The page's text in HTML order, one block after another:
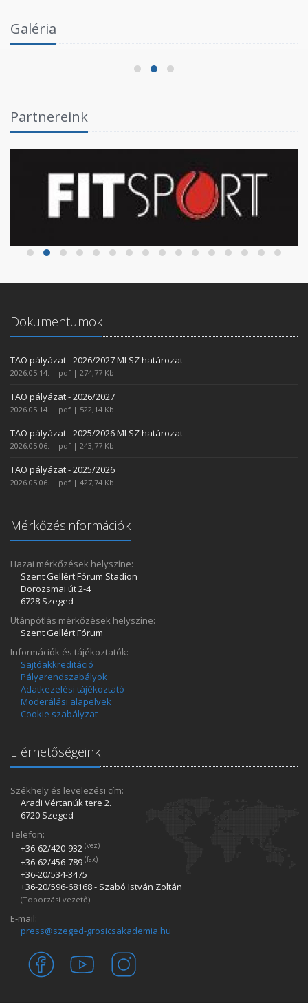
Galéria
Fórumban
2026.06.03.
Partnereink
Dokumentumok
TAO pályázat - 2026/2027 MLSZ határozat
2026.05.14. | pdf | 274,77 Kb
TAO pályázat - 2026/2027
2026.05.14. | pdf | 522,14 Kb
TAO pályázat - 2025/2026 MLSZ határozat
2026.05.06. | pdf | 243,77 Kb
TAO pályázat - 2025/2026
2026.05.06. | pdf | 427,74 Kb
Mérkőzésinformációk
Hazai mérkőzések helyszíne:
Szent Gellért Fórum Stadion
Dorozsmai út 2-4
6728 Szeged
Utánpótlás mérkőzések helyszíne:
Szent Gellért Fórum
Információk és tájékoztatók:
Sajtóakkreditáció
Pályarendszabályok
Adatkezelési tájékoztató
Moderálási alapelvek
Cookie szabályzat
Elérhetőségeink
Székhely és levelezési cím:
Aradi Vértanúk tere 2.
6720 Szeged
Telefon:
+36-62/420­-932 (vez)
+36-62/456­-789 (fax)
+36-20/534­-3475
+36-20/596­-68168 - Szabó István Zoltán
(Toborzási vezető)
E-mail:
press@szeged-grosicsakademia.hu